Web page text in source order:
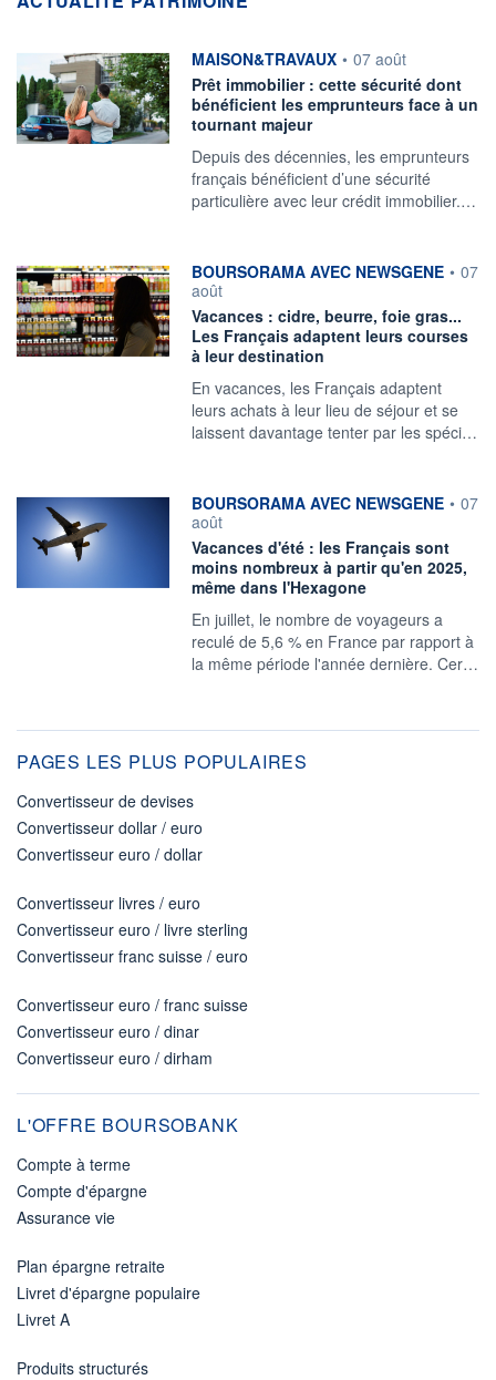
information fournie par
MAISON&TRAVAUX • 07 août
Prêt immobilier : cette sécurité dont
bénéficient les emprunteurs face à un
tournant majeur
Depuis des décennies, les emprunteurs
français bénéficient d’une sécurité
particulière avec leur crédit immobilier.…
information fournie par
BOURSORAMA AVEC NEWSGENE • 07
août
Vacances : cidre, beurre, foie gras...
Les Français adaptent leurs courses
à leur destination
En vacances, les Français adaptent
leurs achats à leur lieu de séjour et se
laissent davantage tenter par les spéci…
information fournie par
BOURSORAMA AVEC NEWSGENE • 07
août
Vacances d'été : les Français sont
moins nombreux à partir qu'en 2025,
même dans l'Hexagone
En juillet, le nombre de voyageurs a
reculé de 5,6 % en France par rapport à
la même période l'année dernière. Cer…
PAGES LES PLUS POPULAIRES
Convertisseur de devises
Convertisseur dollar / euro
Convertisseur euro / dollar
Convertisseur livres / euro
Convertisseur euro / livre sterling
Convertisseur franc suisse / euro
Convertisseur euro / franc suisse
Convertisseur euro / dinar
Convertisseur euro / dirham
L'OFFRE BOURSOBANK
Compte à terme
Compte d'épargne
Assurance vie
Plan épargne retraite
Livret d'épargne populaire
Livret A
Produits structurés